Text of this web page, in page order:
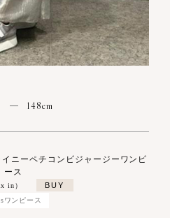
148cm
ニーペチコンビジャージーワンピ
ース
in）
ワンピース